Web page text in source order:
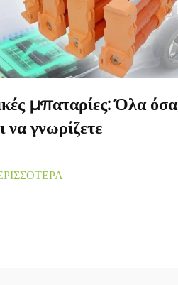
μπαταρίες: Όλα όσα
να γνωρίζετε